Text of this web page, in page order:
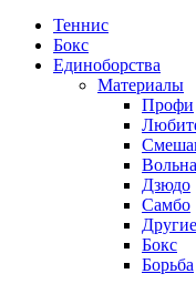
Теннис
Бокс
Единоборства
Материалы
Профи
Дзюдо
Самбо
Другие
Бокс
Борьба